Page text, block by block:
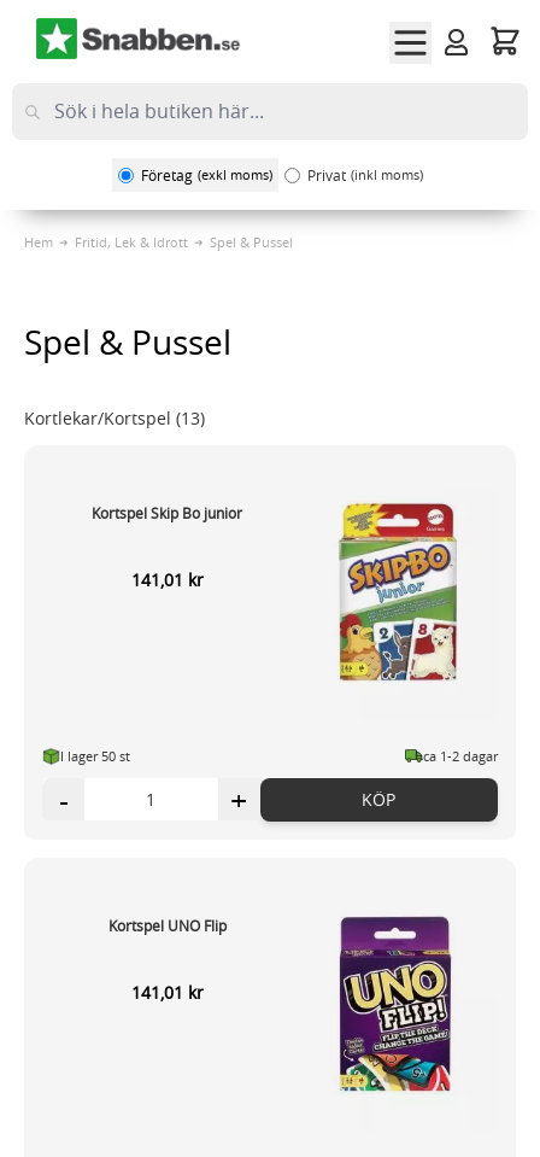
Företag (exkl moms) Privat (inkl moms)
Hem Fritid, Lek & Idrott Spel & Pussel
Spel & Pussel
Kortlekar/Kortspel (13)
Kortspel Skip Bo junior
141,01 kr
I lager 50 st ca 1-2 dagar
- + KÖP
Kortspel UNO Flip
141,01 kr